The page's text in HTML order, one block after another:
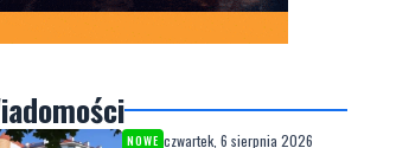
NOWE czwartek, 6 sierpnia 2026